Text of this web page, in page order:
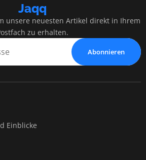
Jaqq
unsere neuesten Artikel direkt in Ihrem
zu erhalten.
Abonnieren
Einblicke